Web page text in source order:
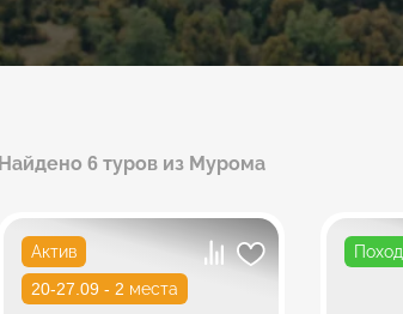
Найдено 6 туров из Мурома
Актив
20-27.09 - 2 места
Поход